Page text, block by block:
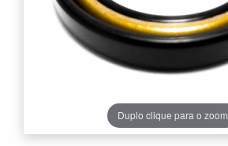
Duplo clique para o zoom